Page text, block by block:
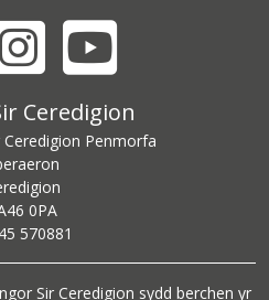
InstagramYouTube
Ceredigion
Penmorfa
0PA
centre phone number
570881
Sir Ceredigion sydd berchen yr